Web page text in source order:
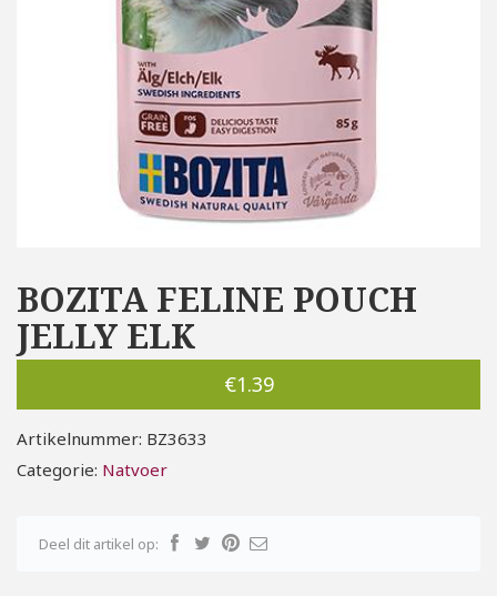
BOZITA FELINE POUCH
JELLY ELK
€1.39
Artikelnummer: BZ3633
Categorie: Natvoer
Deel dit artikel op: